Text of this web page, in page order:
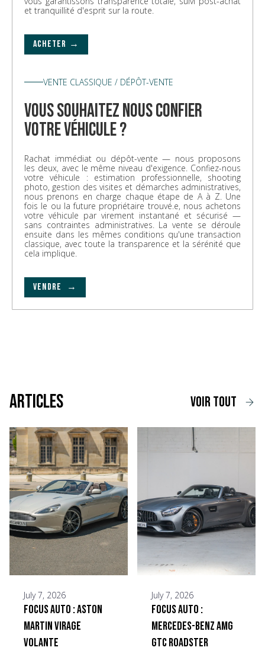
et tranquillité d'esprit sur la route.
ACHETER →
VENTE CLASSIQUE / DÉPÔT-VENTE
vous souhaitez nous confier
votre véhicule ?
Rachat immédiat ou dépôt-vente — nous proposons
les deux, avec le même niveau d'exigence. Confiez-nous
votre véhicule : estimation professionnelle, shooting
photo, gestion des visites et démarches administratives,
nous prenons en charge chaque étape de A à Z. Une
fois le ou la future propriétaire trouvé.e, nous achetons
votre véhicule par virement instantané et sécurisé —
sans contraintes administratives. La vente se déroule
ensuite dans les mêmes conditions qu'une transaction
classique, avec toute la transparence et la sérénité que
cela implique.
VENDRE →
voir tout
Articles
July 7, 2026
Focus Auto : Aston
Martin Virage
Volante
July 7, 2026
Focus Auto :
Mercedes-Benz AMG
GTC Roadster